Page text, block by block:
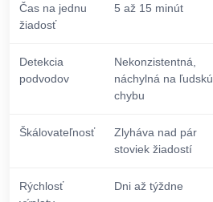
Čas na jednu
žiadosť
5 až 15 minút
Detekcia
podvodov
Nekonzistentná,
náchylná na ľudskú
chybu
Škálovateľnosť
Zlyháva nad pár
stoviek žiadostí
Rýchlosť
Dni až týždne